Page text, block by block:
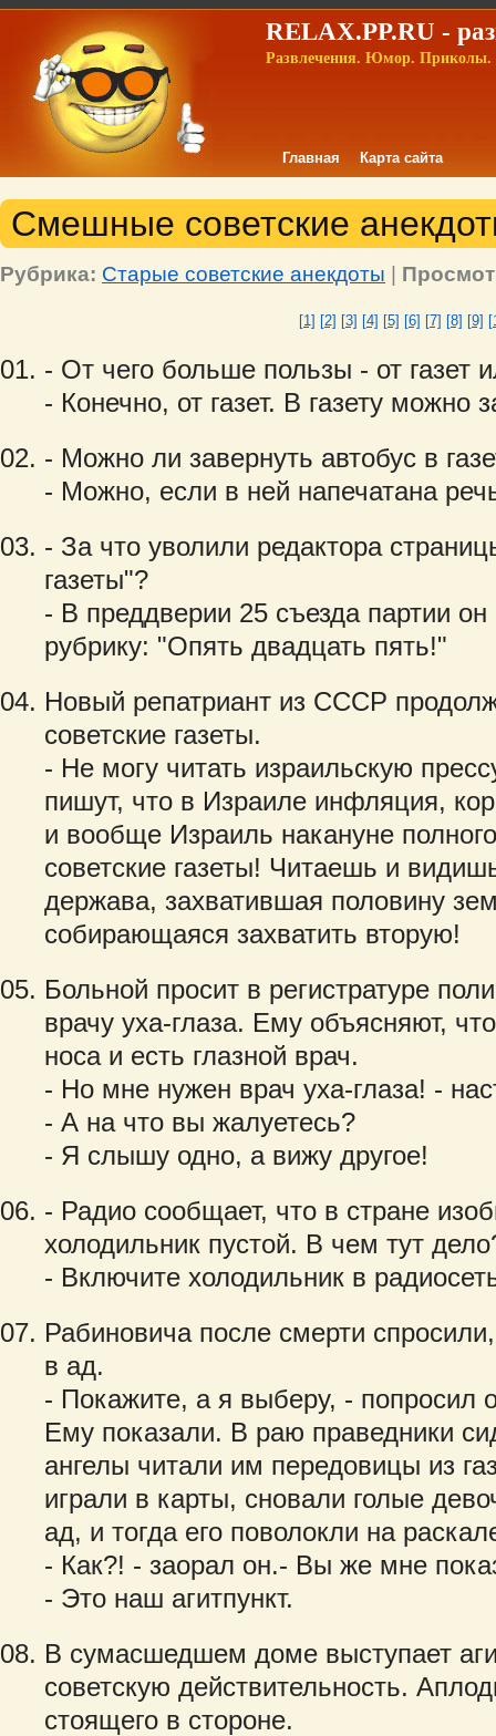
RELAX.PP.RU -
Развлечения. Юмор. Приколы.
Главная Карта сайта
Смешные советские
Рубрика: Старые советские анекдоты |
[1] [2] [3] [4] [5] [6] [7] [8] [9]
- От чего больше пользы - от газет
- Конечно, от газет. В газету можно
- Можно ли завернуть автобус в
- Можно, если в ней напечатана
- За что уволили редактора
газеты"?
- В преддверии 25 съезда партии
рубрику: "Опять двадцать пять!"
Новый репатриант из СССР
советские газеты.
- Не могу читать израильскую
пишут, что в Израиле инфляция,
и вообще Израиль накануне
советские газеты! Читаешь и
держава, захватившая половину
собирающаяся захватить вторую!
Больной просит в регистратуре
врачу уха-глаза. Ему объясняют,
носа и есть глазной врач.
- Но мне нужен врач уха-глаза! -
- А на что вы жалуетесь?
- Я слышу одно, а вижу другое!
- Радио сообщает, что в стране
холодильник пустой. В чем тут
- Включите холодильник в
Рабиновича после смерти
в ад.
- Покажите, а я выберу, - попросил
Ему показали. В раю праведники
ангелы читали им передовицы из
играли в карты, сновали голые
ад, и тогда его поволокли на
- Как?! - заорал он.- Вы же мне
- Это наш агитпункт.
В сумасшедшем доме выступает
советскую действительность.
стоящего в стороне.